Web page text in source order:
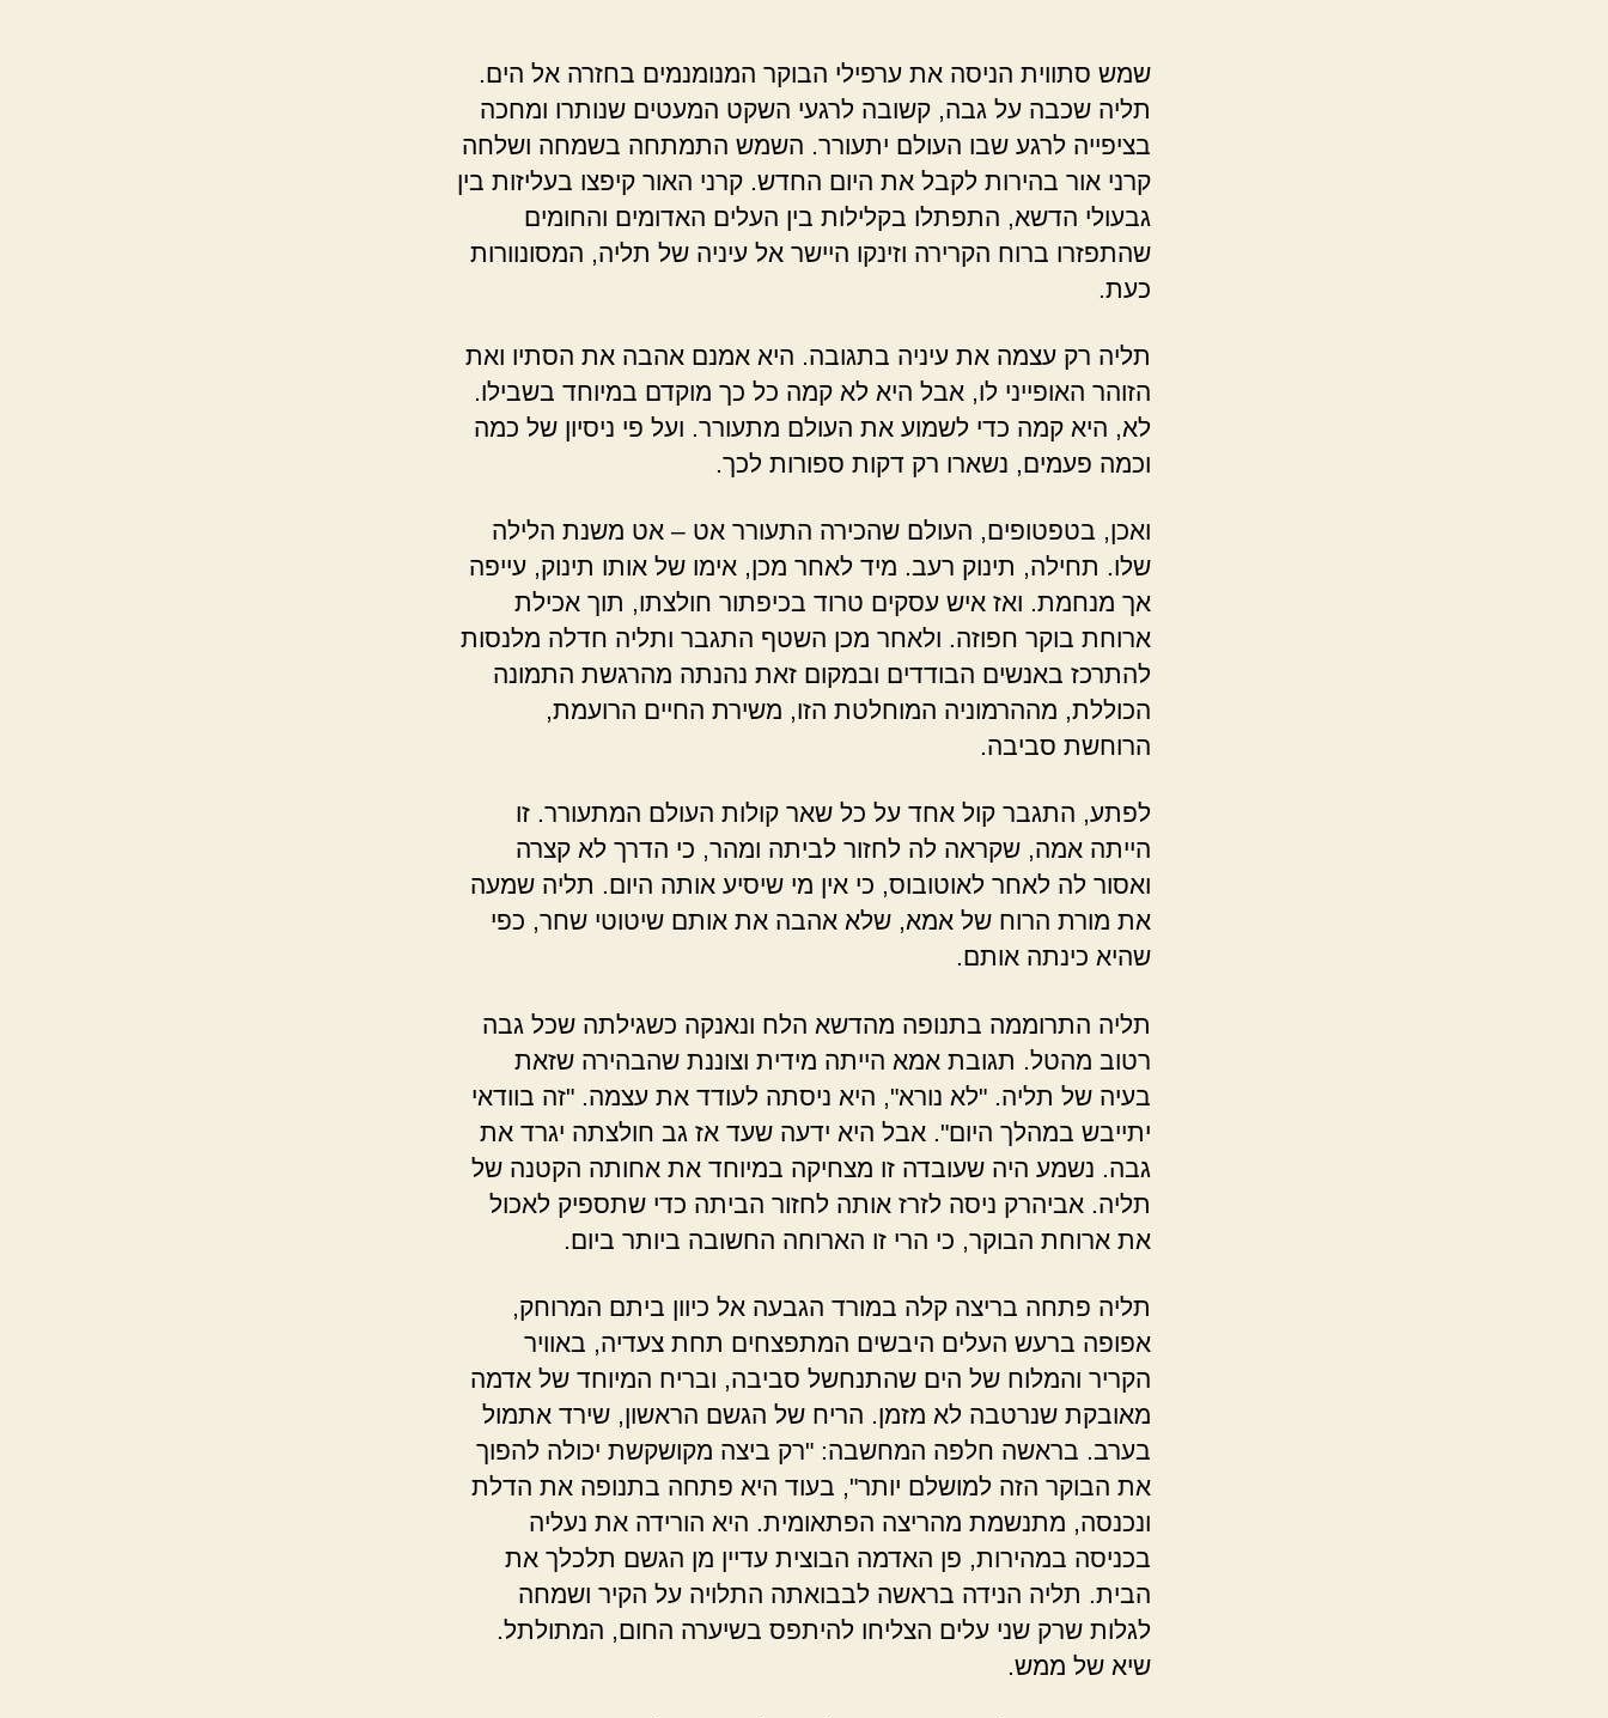
שמש סתווית הניסה את ערפילי הבוקר המנומנמים בחזרה אל הים.
תליה שכבה על גבה, קשובה לרגעי השקט המעטים שנותרו ומחכה
בציפייה לרגע שבו העולם יתעורר. השמש התמתחה בשמחה ושלחה
קרני אור בהירות לקבל את היום החדש. קרני האור קיפצו בעליזות בין
גבעולי הדשא, התפתלו בקלילות בין העלים האדומים והחומים
שהתפזרו ברוח הקרירה וזינקו היישר אל עיניה של תליה, המסונוורות
כעת.
תליה רק עצמה את עיניה בתגובה. היא אמנם אהבה את הסתיו ואת
הזוהר האופייני לו, אבל היא לא קמה כל כך מוקדם במיוחד בשבילו.
לא, היא קמה כדי לשמוע את העולם מתעורר. ועל פי ניסיון של כמה
וכמה פעמים, נשארו רק דקות ספורות לכך.
ואכן, בטפטופים, העולם שהכירה התעורר אט – אט משנת הלילה
שלו. תחילה, תינוק רעב. מיד לאחר מכן, אימו של אותו תינוק, עייפה
אך מנחמת. ואז איש עסקים טרוד בכיפתור חולצתו, תוך אכילת
ארוחת בוקר חפוזה. ולאחר מכן השטף התגבר ותליה חדלה מלנסות
להתרכז באנשים הבודדים ובמקום זאת נהנתה מהרגשת התמונה
הכוללת, מההרמוניה המוחלטת הזו, משירת החיים הרועמת,
הרוחשת סביבה.
לפתע, התגבר קול אחד על כל שאר קולות העולם המתעורר. זו
הייתה אמה, שקראה לה לחזור לביתה ומהר, כי הדרך לא קצרה
ואסור לה לאחר לאוטובוס, כי אין מי שיסיע אותה היום. תליה שמעה
את מורת הרוח של אמא, שלא אהבה את אותם שיטוטי שחר, כפי
שהיא כינתה אותם.
תליה התרוממה בתנופה מהדשא הלח ונאנקה כשגילתה שכל גבה
רטוב מהטל. תגובת אמא הייתה מידית וצוננת שהבהירה שזאת
בעיה של תליה. "לא נורא", היא ניסתה לעודד את עצמה. "זה בוודאי
יתייבש במהלך היום". אבל היא ידעה שעד אז גב חולצתה יגרד את
גבה. נשמע היה שעובדה זו מצחיקה במיוחד את אחותה הקטנה של
תליה. אביהרק ניסה לזרז אותה לחזור הביתה כדי שתספיק לאכול
את ארוחת הבוקר, כי הרי זו הארוחה החשובה ביותר ביום.
תליה פתחה בריצה קלה במורד הגבעה אל כיוון ביתם המרוחק,
אפופה ברעש העלים היבשים המתפצחים תחת צעדיה, באוויר
הקריר והמלוח של הים שהתנחשל סביבה, ובריח המיוחד של אדמה
מאובקת שנרטבה לא מזמן. הריח של הגשם הראשון, שירד אתמול
בערב. בראשה חלפה המחשבה: "רק ביצה מקושקשת יכולה להפוך
את הבוקר הזה למושלם יותר", בעוד היא פתחה בתנופה את הדלת
ונכנסה, מתנשמת מהריצה הפתאומית. היא הורידה את נעליה
בכניסה במהירות, פן האדמה הבוצית עדיין מן הגשם תלכלך את
הבית. תליה הנידה בראשה לבבואתה התלויה על הקיר ושמחה
לגלות שרק שני עלים הצליחו להיתפס בשיערה החום, המתולתל.
שיא של ממש.